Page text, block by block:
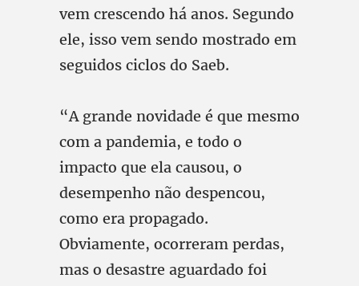
vem crescendo há anos. Segundo
ele, isso vem sendo mostrado em
seguidos ciclos do Saeb.
“A grande novidade é que mesmo
com a pandemia, e todo o
impacto que ela causou, o
desempenho não despencou,
como era propagado.
Obviamente, ocorreram perdas,
mas o desastre aguardado foi